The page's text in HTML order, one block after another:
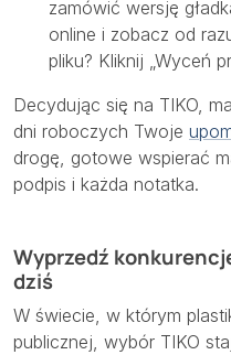
zamówić wersję
online i zobacz od
pliku? Kliknij „Wyceń
Decydując się na TIKO,
dni roboczych Twoje
drogę, gotowe wspierać
podpis i każda notatka.
Wyprzedź
dziś
W świecie, w którym
publicznej, wybór TIKO